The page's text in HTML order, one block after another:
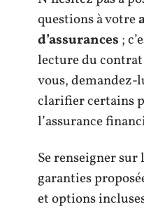
questions à votre
d’assurances ;
lecture du
vous,
clarifier certains
l’assurance
Se renseigner sur
garanties
et options